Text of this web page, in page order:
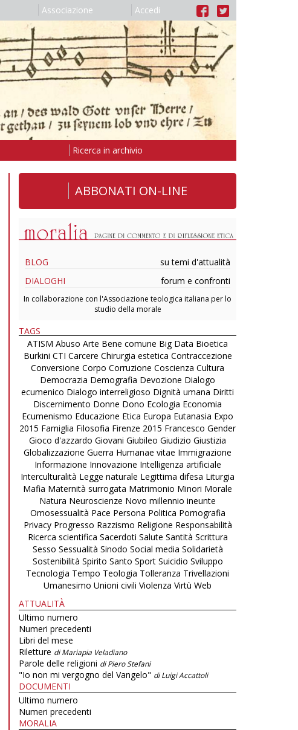
Associazione Accedi
Ricerca in archivio
ABBONATI ON-LINE
BLOG
su temi d'attualità
DIALOGHI
forum e confronti
In collaborazione con l'Associazione teologica italiana per lo
studio della morale
TAGS
ATISM Abuso Arte Bene comune Big Data Bioetica
Burkini CTI Carcere Chirurgia estetica Contraccezione
Conversione Corpo Corruzione Coscienza Cultura
Democrazia Demografia Devozione Dialogo
ecumenico Dialogo interreligioso Dignità umana Diritti
Discernimento Donne Dono Ecologia Economia
Ecumenismo Educazione Etica Europa Eutanasia Expo
2015 Famiglia Filosofia Firenze 2015 Francesco Gender
Gioco d'azzardo Giovani Giubileo Giudizio Giustizia
Globalizzazione Guerra Humanae vitae Immigrazione
Informazione Innovazione Intelligenza artificiale
Interculturalità Legge naturale Legittima difesa Liturgia
Mafia Maternità surrogata Matrimonio Minori Morale
Natura Neuroscienze Novo millennio ineunte
Omosessualità Pace Persona Politica Pornografia
Privacy Progresso Razzismo Religione Responsabilità
Ricerca scientifica Sacerdoti Salute Santità Scrittura
Sesso Sessualità Sinodo Social media Solidarietà
Sostenibilità Spirito Santo Sport Suicidio Sviluppo
Tecnologia Tempo Teologia Tolleranza Trivellazioni
Umanesimo Unioni civili Violenza Virtù Web
ATTUALITÀ
Ultimo numero
Numeri precedenti
Libri del mese
Riletture di Mariapia Veladiano
Parole delle religioni di Piero Stefani
"Io non mi vergogno del Vangelo" di Luigi Accattoli
DOCUMENTI
Ultimo numero
Numeri precedenti
MORALIA